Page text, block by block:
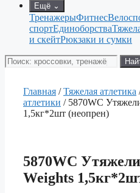
Ещё ⌄
ТренажерыФитнес
спортЕдиноборства
и скейтРюкзаки и сумки
Поиск
товаров
Главная /Тяжелая атлетика
атлетики / 5870WC
1,5кг*2шт (неопрен)
5870WC
Weights